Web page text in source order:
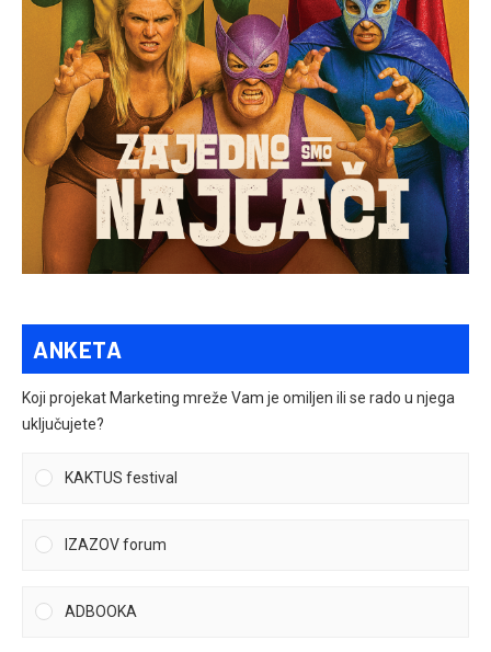
ANKETA
Koji projekat Marketing mreže Vam je omiljen ili se rado u njega
uključujete?
KAKTUS festival
IZAZOV forum
ADBOOKA